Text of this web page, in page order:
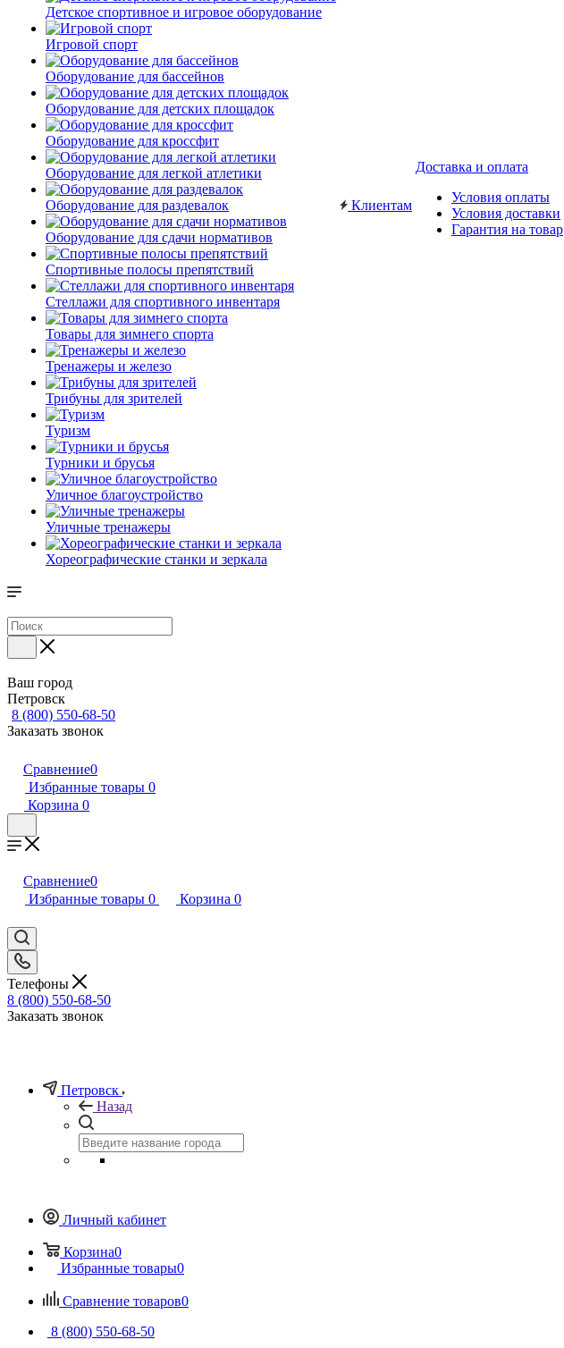
Детское спортивное и игровое оборудование
Игровой спорт
Оборудование для бассейнов
Оборудование для детских площадок
Оборудование для кроссфит
Оборудование для легкой атлетики
Оборудование для раздевалок
Оборудование для сдачи нормативов
Спортивные полосы препятствий
Стеллажи для спортивного инвентаря
Товары для зимнего спорта
Тренажеры и железо
Трибуны для зрителей
Туризм
Турники и брусья
Уличное благоустройство
Уличные тренажеры
Хореографические станки и зеркала
Клиентам
Доставка и оплата
Условия оплаты
Условия доставки
Гарантия на товар
Ваш город
Петровск
8 (800) 550-68-50
Заказать звонок
Сравнение0
Избранные товары 0
Корзина 0
Сравнение0
Избранные товары 0 Корзина 0
Телефоны
8 (800) 550-68-50
Заказать звонок
Петровск
Назад
Личный кабинет
Корзина0
Избранные товары0
Сравнение товаров0
8 (800) 550-68-50